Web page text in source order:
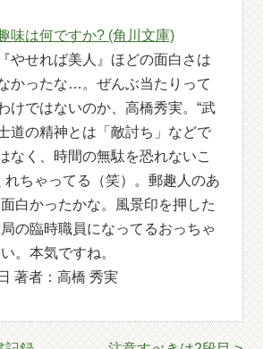
味は何ですか? (角川文庫)
『やせれば美人』ほどの面白さは
かったな…。ぜんぶ当たりって
けではないのか、高橋秀実。“武
道の精神とは「敵討ち」などで
なく、時間の無駄を恐れないこ
れちゃってる（笑）。郵趣人のあ
白かったかな。風景印を押した
の臨時職員になってるおっちゃ
。本気ですね。
著者：高橋 秀実